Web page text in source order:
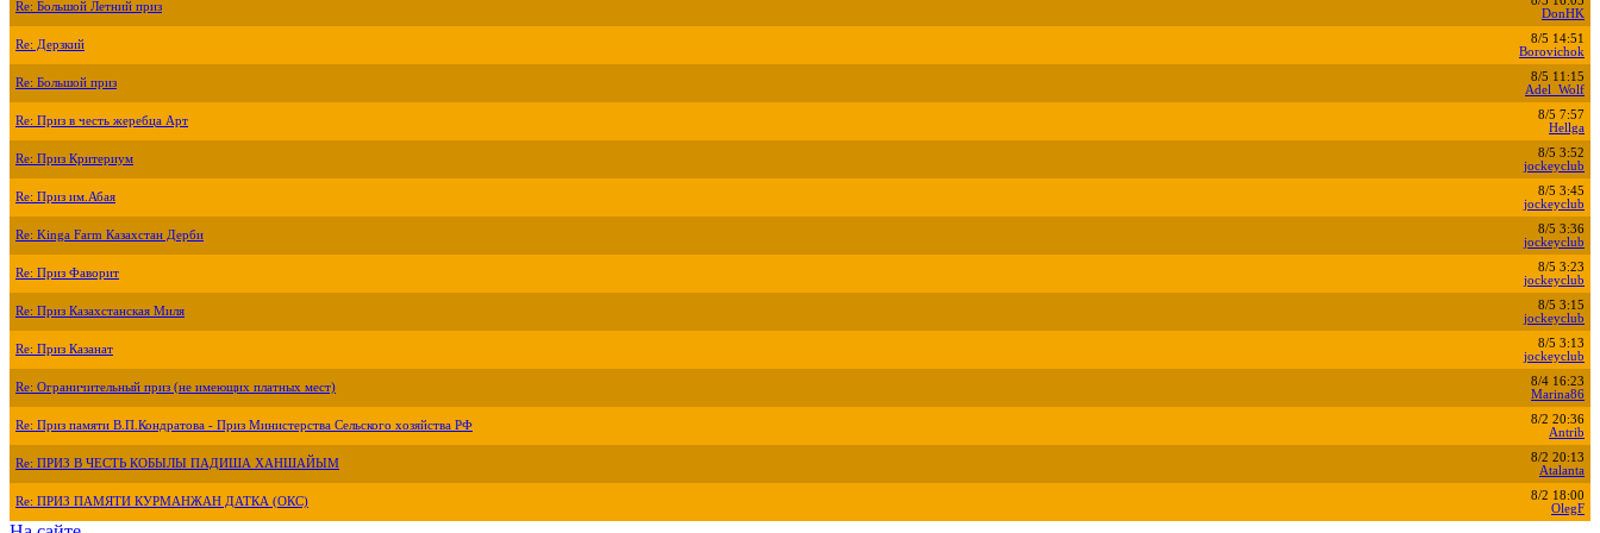
Re: Большой Летний приз
DonHK
Re: Дерзкий
8/5 14:51
Borovichok
Re: Большой приз
8/5 11:15
Adel_Wolf
Re: Приз в честь жеребца Арт
8/5 7:57
Hellga
Re: Приз Критериум
8/5 3:52
jockeyclub
Re: Приз им.Абая
8/5 3:45
jockeyclub
Re: Kinga Farm Казахстан Дерби
8/5 3:36
jockeyclub
Re: Приз Фаворит
8/5 3:23
jockeyclub
Re: Приз Казахстанская Миля
8/5 3:15
jockeyclub
Re: Приз Казанат
8/5 3:13
jockeyclub
Re: Ограничительный приз (не имеющих платных мест)
8/4 16:23
Marina86
Re: Приз памяти В.П.Кондратова - Приз Министерства Сельского хозяйства РФ
8/2 20:36
Antrib
Re: ПРИЗ В ЧЕСТЬ КОБЫЛЫ ПАДИША ХАНШАЙЫМ
8/2 20:13
Atalanta
Re: ПРИЗ ПАМЯТИ КУРМАНЖАН ДАТКА (ОКС)
8/2 18:00
OlegF